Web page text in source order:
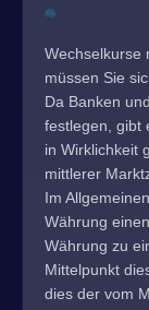
Wechselkurse
müssen Sie
Da Banken
festlegen, gibt
in Wirklichkeit
mittlerer
Im
Währung
Währung zu
Mittelpunkt
dies der vom